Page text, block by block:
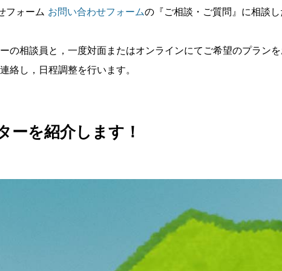
フォーム お問い合わせフォームの『ご相談・ご質問』に相談
相談員と，一度対面またはオンラインにてご希望のプランを
し，日程調整を行います。
ーを紹介します！